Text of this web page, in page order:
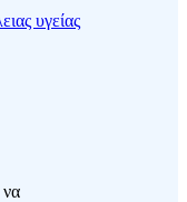
υγείας
να